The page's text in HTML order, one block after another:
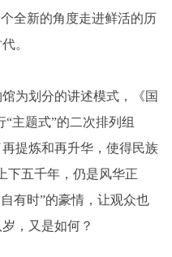
全新的角度走进鲜活的历
。
划分的讲述模式，《国
主题式”的二次排列组
提炼和再升华，使得民族
下五千年，仍是风华正
有时”的豪情，让观众也
，又是如何？